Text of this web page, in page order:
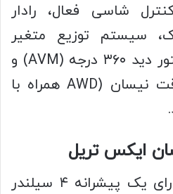
شاسی فعال، رادار
سیستم توزیع متغیر
گشتاور، سیستم مانیتور دید ۳۶۰ درجه (AVM) و
سیستم ۴×۴ تمام وقت نیسان (AWD همراه با
ایکس تریل
دارای یک پیشرانه ۴ سیلندر